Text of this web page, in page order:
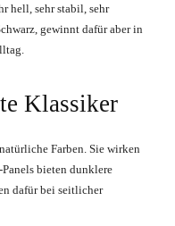
hell, sehr stabil, sehr
gewinnt dafür aber in
Klassiker
Farben. Sie wirken
bieten dunklere
dafür bei seitlicher